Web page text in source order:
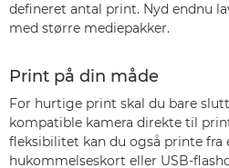
defineret antal print. Nyd endnu
med større mediepakker.
Print på din måde
For hurtige print skal du bare
kompatible kamera direkte til
fleksibilitet kan du også printe fra
hukommelseskort eller USB-